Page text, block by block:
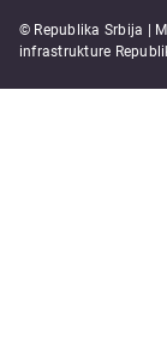
© Republika Srbija |
infrastrukture